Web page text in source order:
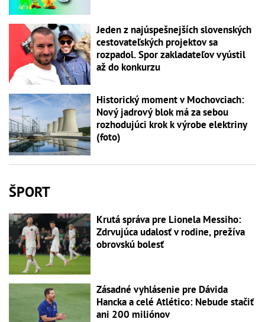
Jeden z najúspešnejších slovenských
cestovateľských projektov sa
rozpadol. Spor zakladateľov vyústil
až do konkurzu
Historický moment v Mochovciach:
Nový jadrový blok má za sebou
rozhodujúci krok k výrobe elektriny
(foto)
ŠPORT
Krutá správa pre Lionela Messiho:
Zdrvujúca udalosť v rodine, prežíva
obrovskú bolesť
Zásadné vyhlásenie pre Dávida
Hancka a celé Atlético: Nebude stačiť
ani 200 miliónov